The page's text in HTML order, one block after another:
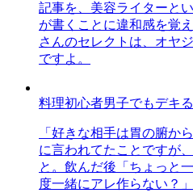
記事を、美容ライターと
が書くことに違和感を覚
さんのセレクトは、オヤ
ですよ。
料理初心者男子でもデキ
「好きな相手は胃の腑か
に言われてたことですが
と。飲んだ後「ちょっと
度一緒にアレ作らない？